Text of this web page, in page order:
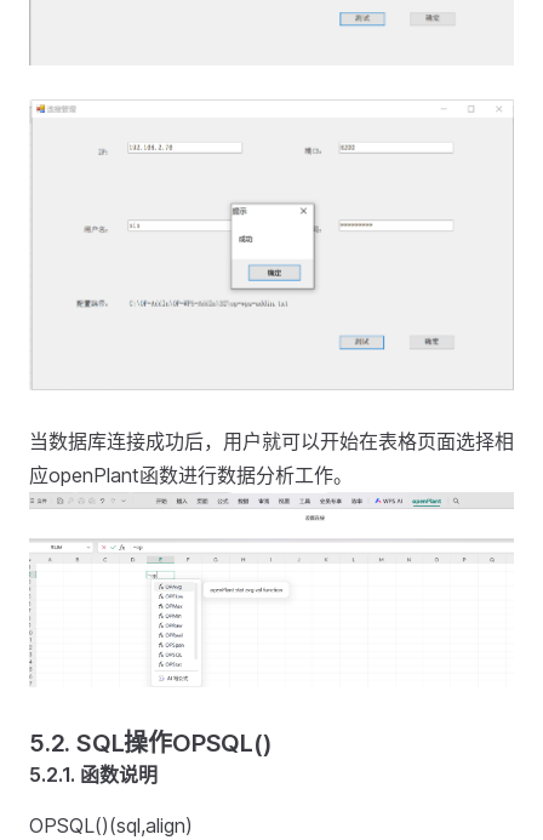
当数据库连接成功后，用户就可以开始在表格页面选择相
应openPlant函数进行数据分析工作。
5.2. SQL操作OPSQL()
5.2.1. 函数说明
OPSQL()(sql,align)